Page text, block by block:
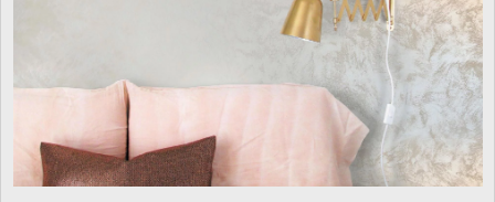
117-lead-colour-manu
119-jack-black-manu 223-shallows-manu